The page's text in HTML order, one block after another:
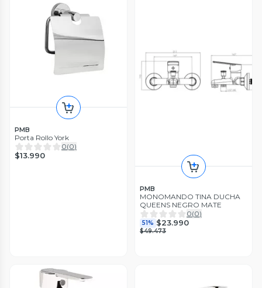
PMB
Porta Rollo York
0(0)
$13.990
PMB
MONOMANDO TINA DUCHA
QUEENS NEGRO MATE
0(0)
51% $23.990
$49.473